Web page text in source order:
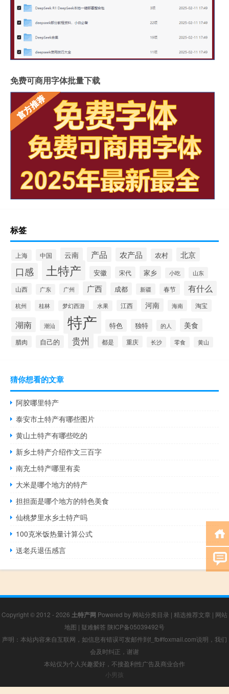
免费可商用字体批量下载
标签
上海 中国 云南 产品 农产品 农村 北京
口感 土特产 安徽 宋代 家乡 小吃 山东
山西 广东 广州 广西 成都 新疆 春节 有什么
杭州 桂林 梦幻西游 水果 江西 河南 海南 淘宝
湖南 潮汕 特产 特色 独特 的人 美食
腊肉 自己的 贵州 都是 重庆 长沙 零食 黄山
猜你想看的文章
阿胶哪里特产
泰安市土特产有哪些图片
黄山土特产有哪些吃的
新乡土特产介绍作文三百字
南充土特产哪里有卖
大米是哪个地方的特产
担担面是哪个地方的特色美食
仙桃梦里水乡土特产吗
100克米饭热量计算公式
送老兵退伍感言
Copyright © 2012 - 2026 土特产网 Powered by 网站分类目录 | 精选推荐文章 | 网站
地图 | 疑难解答 陕ICP备05039492号
声明：本站内容来自互联网，如信息有错误可发邮件到f_fb#foxmail.com说明，我们
会及时纠正，谢谢
本站仅为个人兴趣爱好，不接盈利性广告及商业合作
小男孩